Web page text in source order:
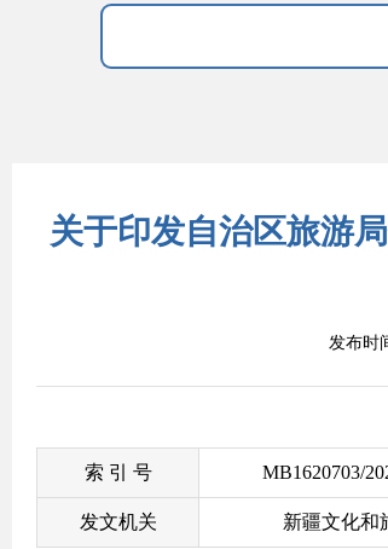
关于印发自治区旅游
发布时
索 引 号 MB1620703/
发文机关 新疆文化和